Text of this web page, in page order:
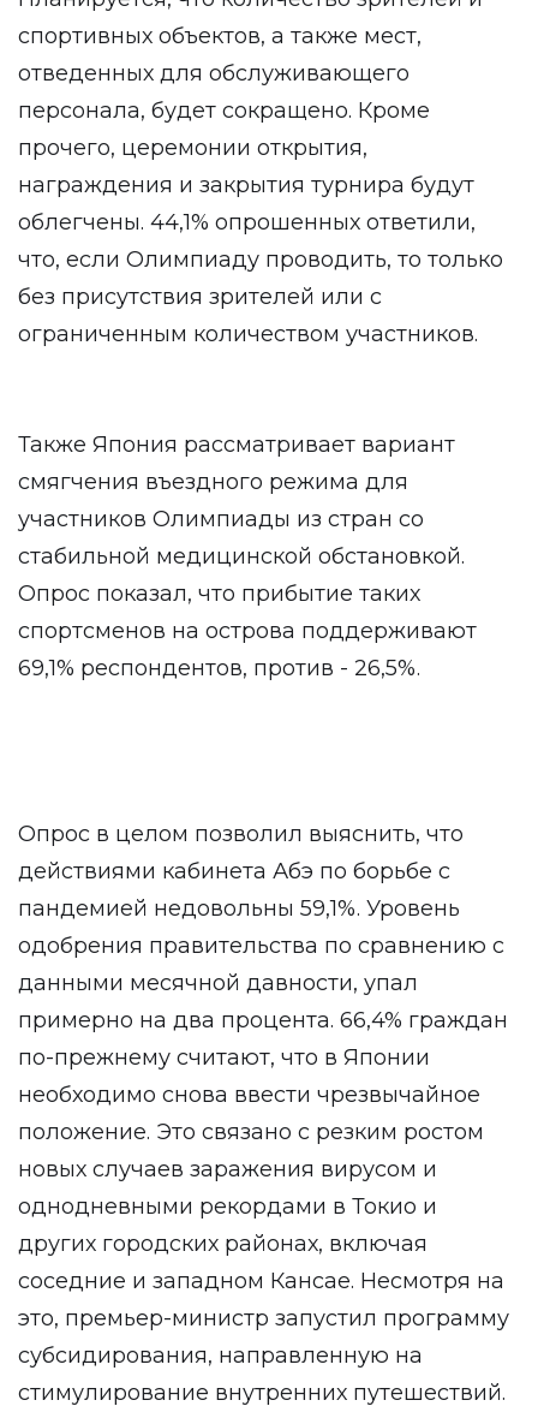
спортивных объектов, а также мест,
отведенных для обслуживающего
персонала, будет сокращено. Кроме
прочего, церемонии открытия,
награждения и закрытия турнира будут
облегчены. 44,1% опрошенных ответили,
что, если Олимпиаду проводить, то только
без присутствия зрителей или с
ограниченным количеством участников.
Также Япония рассматривает вариант
смягчения въездного режима для
участников Олимпиады из стран со
стабильной медицинской обстановкой.
Опрос показал, что прибытие таких
спортсменов на острова поддерживают
69,1% респондентов, против - 26,5%.
Опрос в целом позволил выяснить, что
действиями кабинета Абэ по борьбе с
пандемией недовольны 59,1%. Уровень
одобрения правительства по сравнению с
данными месячной давности, упал
примерно на два процента. 66,4% граждан
по-прежнему считают, что в Японии
необходимо снова ввести чрезвычайное
положение. Это связано с резким ростом
новых случаев заражения вирусом и
однодневными рекордами в Токио и
других городских районах, включая
соседние и западном Кансае. Несмотря на
это, премьер-министр запустил программу
субсидирования, направленную на
стимулирование внутренних путешествий.